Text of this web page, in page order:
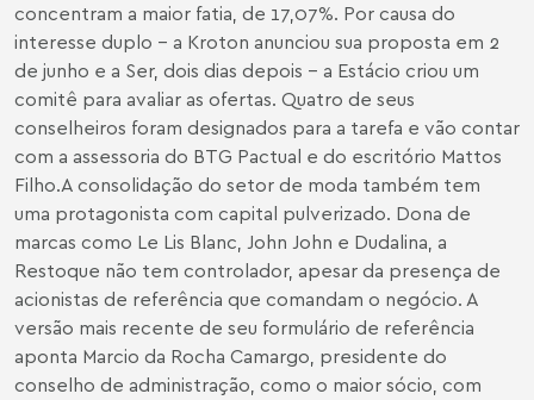
concentram a maior fatia, de 17,07%. Por causa do
interesse duplo - a Kroton anunciou sua proposta em 2
de junho e a Ser, dois dias depois - a Estácio criou um
comitê para avaliar as ofertas. Quatro de seus
conselheiros foram designados para a tarefa e vão contar
com a assessoria do BTG Pactual e do escritório Mattos
Filho.A consolidação do setor de moda também tem
uma protagonista com capital pulverizado. Dona de
marcas como Le Lis Blanc, John John e Dudalina, a
Restoque não tem controlador, apesar da presença de
acionistas de referência que comandam o negócio. A
versão mais recente de seu formulário de referência
aponta Marcio da Rocha Camargo, presidente do
conselho de administração, como o maior sócio, com